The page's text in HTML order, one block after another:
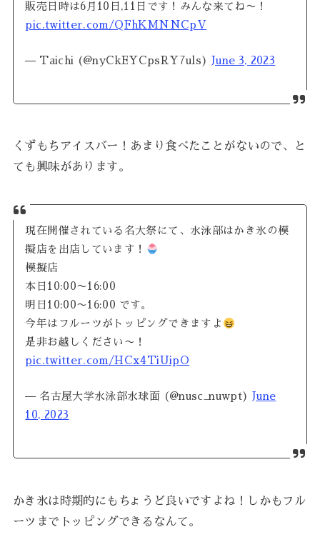
販売日時は6月10日,11日です！みんな来てね〜！
pic.twitter.com/QFhKMNNCpV
— Taichi (@nyCkEYCpsRY7uls) June 3, 2023
くずもちアイスバー！あまり食べたことがないので、と
ても興味があります。
現在開催されている名大祭にて、水泳部はかき氷の模
擬店を出店しています！
模擬店
本日10:00〜16:00
明日10:00〜16:00 です。
今年はフルーツがトッピングできますよ
是非お越しください〜！
pic.twitter.com/HCx4TiUipO
— 名古屋大学水泳部水球面 (@nusc_nuwpt) June
10, 2023
かき氷は時期的にもちょうど良いですよね！しかもフル
ーツまでトッピングできるなんて。